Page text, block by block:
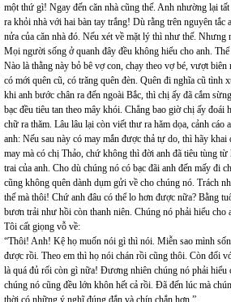
một thứ gì! Ngay đến căn nhà cũng thế. Anh nhường lại
ra khỏi nhà với hai bàn tay trắng! Dù rằng trên nguyên tắc
nửa của căn nhà đó. Nếu xét về mặt lý thì như thế. Nhưng
Mọi người sống ở quanh đây đều không hiểu cho anh.
Nào là thằng này bỏ bê vợ con, chạy theo vợ bé, vượt
có mới quên cũ, có trăng quên đèn. Quên đi nghĩa cũ tình
khi anh bước chân ra đến ngoài Bắc, thì chị ấy đã cắm
bạc đều tiêu tan theo mây khói. Chẳng bao giờ chị ấy
chữ ra thăm. Lâu lâu lại còn viết thư ra hăm dọa, cảnh cáo
anh: Nếu sau này có may mắn được thả tự do, thì hãy
may mà có chị Thảo, chứ không thì đời anh đã tiêu tùng
trai của anh. Cho dù chúng nó có bạc đãi anh đến mấy đi
cũng không quên dành dụm gửi về cho chúng nó. Trách
thế mà thôi! Chứ anh đâu có thể lo hơn được nữa? Bằng
bươn trải như hồi còn thanh niên. Chúng nó phải hiểu cho
Tôi cất giọng vỗ về:
“Thôi! Anh! Kệ họ muốn nói gì thì nói. Miễn sao mình
được rồi. Theo em thì họ nói chán rồi cũng thôi. Còn đối
là quá đủ rối còn gì nữa! Đương nhiên chúng nó phải
chúng nó cũng đều lớn khôn hết cả rồi. Đã đến lúc mà
thời có những ý nghĩ đúng đắn và chín chắn hơn.”